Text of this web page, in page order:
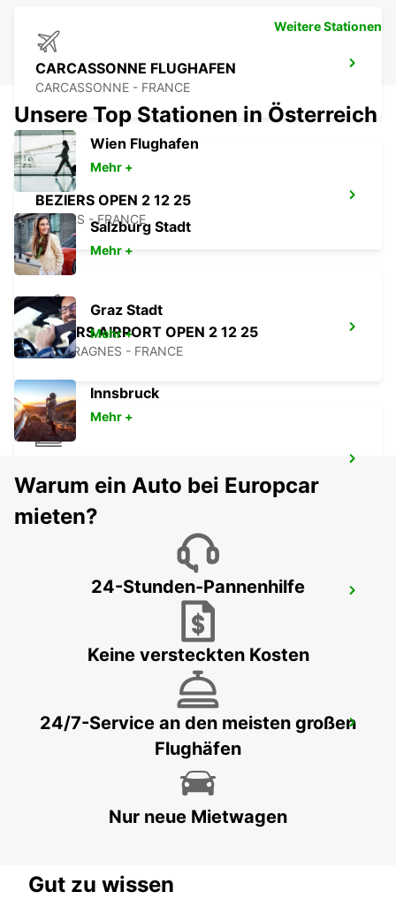
CARCASSONNE FLUGHAFEN
CARCASSONNE - FRANCE
BEZIERS OPEN 2 12 25
BEZIERS - FRANCE
BEZIERS AIRPORT OPEN 2 12 25
PORTIRAGNES - FRANCE
GERONA - SPAIN
GERONA FLUGHAFEN
CASTRES FLUGHAFEN
LABRUGUIERE - FRANCE
Weitere Stationen
Unsere Top Stationen in Österreich
Wien Flughafen
Mehr +
Salzburg Stadt
Mehr +
Graz Stadt
Mehr +
Innsbruck
Mehr +
Warum ein Auto bei Europcar
mieten?
24-Stunden-Pannenhilfe
Keine versteckten Kosten
24/7-Service an den meisten großen
Flughäfen
Nur neue Mietwagen
Gut zu wissen